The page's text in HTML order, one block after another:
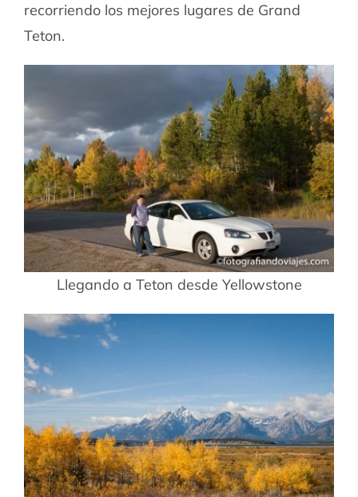
recorriendo los mejores lugares de Grand
Teton.
Llegando a Teton desde Yellowstone